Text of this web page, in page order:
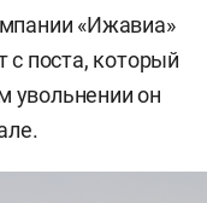
«Ижавиа»
с поста, который
увольнении он